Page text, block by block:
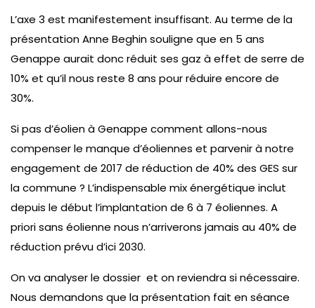
L’axe 3 est manifestement insuffisant. Au terme de la
présentation Anne Beghin souligne que en 5 ans
Genappe aurait donc réduit ses gaz à effet de serre de
10% et qu’il nous reste 8 ans pour réduire encore de
30%.
Si pas d’éolien à Genappe comment allons-nous
compenser le manque d’éoliennes et parvenir à notre
engagement de 2017 de réduction de 40% des GES sur
la commune ? L’indispensable mix énergétique inclut
depuis le début l’implantation de 6 à 7 éoliennes. A
priori sans éolienne nous n’arriverons jamais au 40% de
réduction prévu d’ici 2030.
On va analyser le dossier et on reviendra si nécessaire.
Nous demandons que la présentation fait en séance